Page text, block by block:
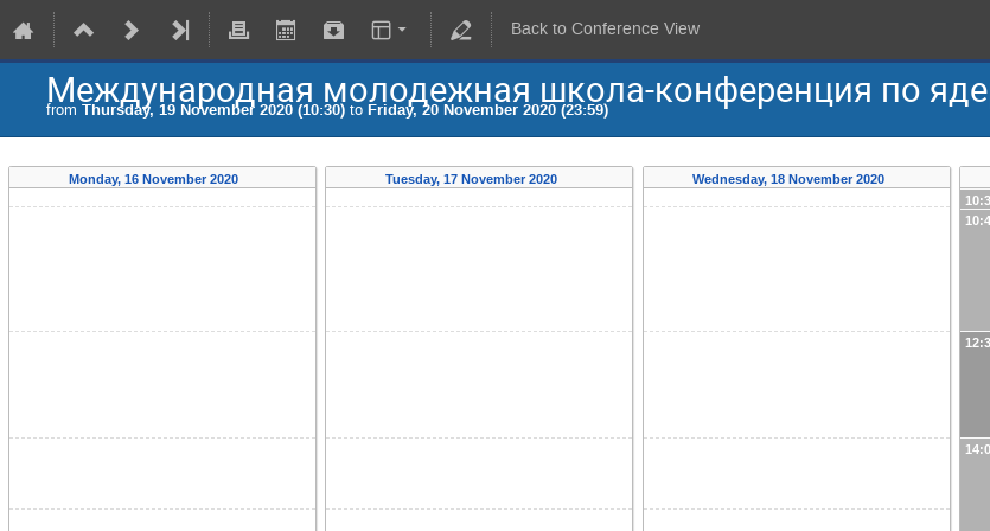
Back to Conference View
Международная молодежная школа-конференция по
from Thursday, 19 November 2020 (10:30) to Friday, 20 November 2020 (23:59)
Monday, 16 November 2020 Tuesday, 17 November 2020 Wednesday, 18 November 2020